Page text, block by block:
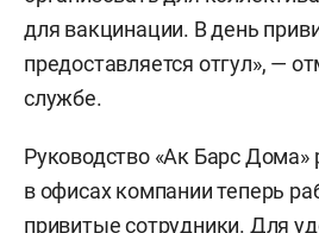
для вакцинации. В день
предоставляется отгул», —
службе.
Руководство «Ак Барс Дома»
в офисах компании теперь
привитые сотрудники. Для